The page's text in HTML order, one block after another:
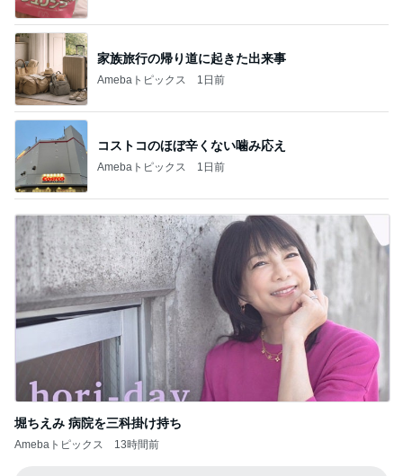
家族旅行の帰り道に起きた出来事
Amebaトピックス 1日前
コストコのほぼ辛くない噛み応え
Amebaトピックス 1日前
堀ちえみ 病院を三科掛け持ち
Amebaトピックス 13時間前